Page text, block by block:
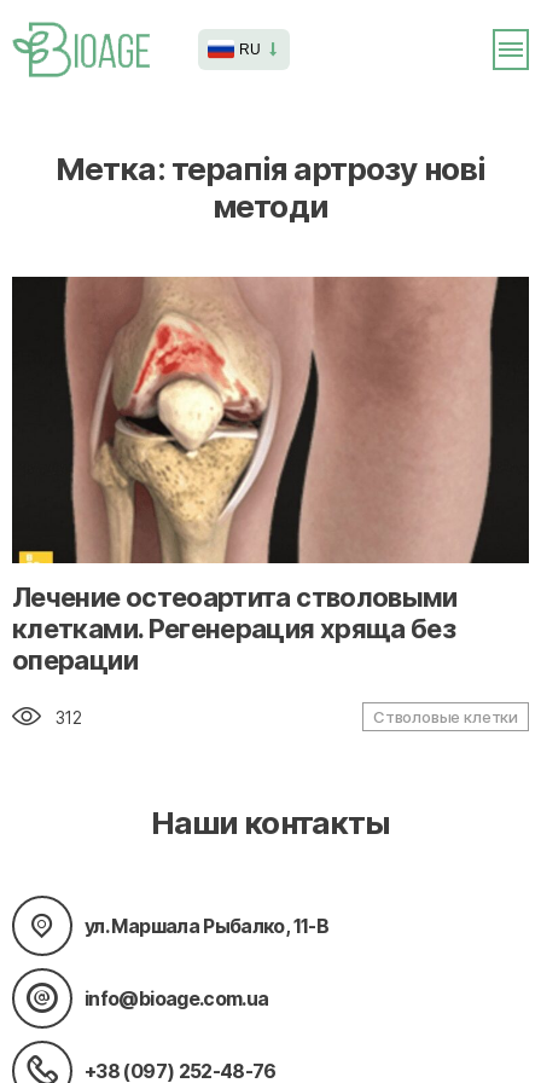
RU
Метка: терапія артрозу нові
методи
" alt="loading" class="img-responsive"/>
Лечение остеоартита стволовыми
клетками. Регенерация хряща без
операции
312 Стволовые клетки
Наши контакты
ул. Маршала Рыбалко, 11-В
info@bioage.com.ua
+38 (097) 252-48-76